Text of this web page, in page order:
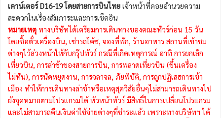
เคาน์เตอร์ D16-19 โดยสายการบินไทย เจ้าหน้าที่คอยอำนวยความ
สะดวกในเรื่องสัมภาระและการเช็คอิน
หมายเหตุ ทางบริษัทได้เตรียมการเดินทางของคณะทัวร์ก่อน 15 วัน
โดยซื้อตั๋วเครื่องบิน, เช่ารถโค้ช, จองที่พัก, ร้านอาหาร สถานที่เข้าชม
ต่างๆไว้ล่วงหน้าให้กับกรุ๊ปทัวร์ กรณีที่เกิดเหตุการณ์ อาทิ การยกเลิก
เที่ยวบิน, การล่าช้าของสายการบิน, การพลาดเที่ยวบิน (ขึ้นเครื่อง
ไม่ทัน), การนัดหยุดงาน, การจลาจล, ภัยพิบัติ, การถูกปฏิเสธการเข้า
เมือง ทำให้การเดินทางล่าช้าหรือเหตุสุดวิสัยอื่นๆไม่สามารถเดินทางไป
ยังจุดหมายตามโปรแกรมได้หัวหน้าทัวร์ มีสิทธิ์ในการเปลี่ยนโปรแกรม
และไม่สามารถคืนเงินค่าใช้จ่ายต่างๆที่ชำระแล้ว เพราะทางบริษัทฯ ได้